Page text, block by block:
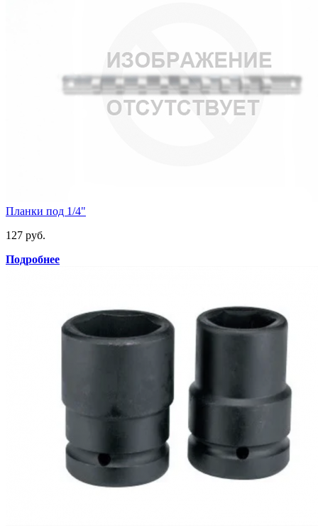
Планки под 1/4"
127 руб.
Подробнее